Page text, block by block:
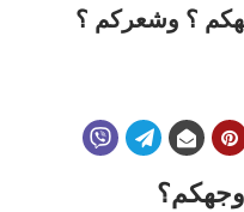
؟ وشعركم ؟